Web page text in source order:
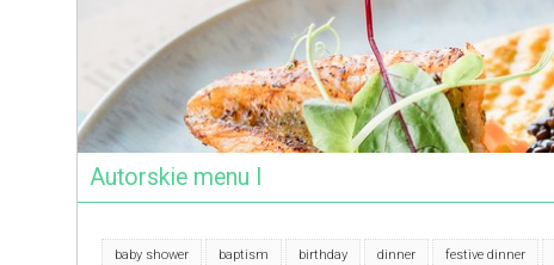
Autorskie menu I
baby shower baptism birthday dinner festive dinner